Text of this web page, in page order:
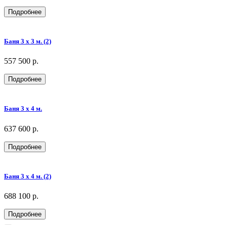
Подробнее
Баня 3 х 3 м. (2)
557 500 р.
Подробнее
Баня 3 х 4 м.
637 600 р.
Подробнее
Баня 3 х 4 м. (2)
688 100 р.
Подробнее